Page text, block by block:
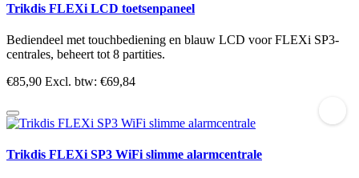
Trikdis FLEXi LCD toetsenpaneel
Bediendeel met touchbediening en blauw LCD voor FLEXi SP3-
centrales, beheert tot 8 partities.
€85,90 Excl. btw: €69,84
Trikdis FLEXi SP3 WiFi slimme alarmcentrale